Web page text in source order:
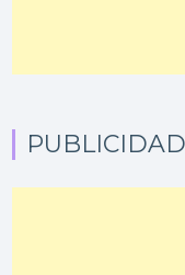
PUBLICIDAD